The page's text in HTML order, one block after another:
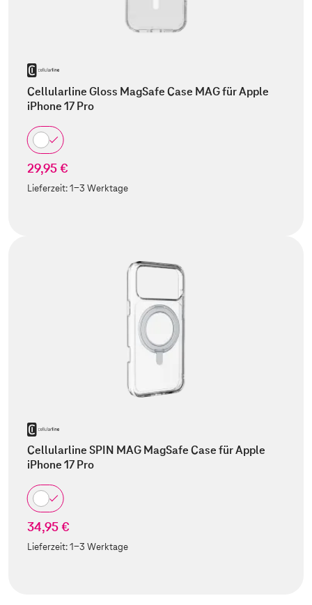
Cellularline Gloss MagSafe Case MAG für Apple
iPhone 17 Pro
29,95 €
Lieferzeit:1-3 Werktage
Cellularline SPIN MAG MagSafe Case für Apple
iPhone 17 Pro
34,95 €
Lieferzeit:1-3 Werktage